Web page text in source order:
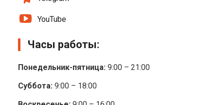
YouTube
Часы работы:
Понедельник-пятница: 9:00 – 21:00
Суббота: 9:00 – 18:00